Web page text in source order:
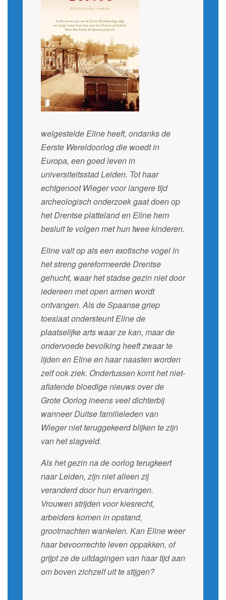
welgestelde Eline heeft, ondanks de
Eerste Wereldoorlog die woedt in
Europa, een goed leven in
universiteitsstad Leiden. Tot haar
echtgenoot Wieger voor langere tijd
archeologisch onderzoek gaat doen op
het Drentse platteland en Eline hem
besluit te volgen met hun twee kinderen.
Eline valt op als een exotische vogel in
het streng gereformeerde Drentse
gehucht, waar het stadse gezin niet door
iedereen met open armen wordt
ontvangen. Als de Spaanse griep
toeslaat ondersteunt Eline de
plaatselijke arts waar ze kan, maar de
ondervoede bevolking heeft zwaar te
lijden en Eline en haar naasten worden
zelf ook ziek. Ondertussen komt het niet-
aflatende bloedige nieuws over de
Grote Oorlog ineens veel dichterbij
wanneer Duitse familieleden van
Wieger niet teruggekeerd blijken te zijn
van het slagveld.
Als het gezin na de oorlog terugkeert
naar Leiden, zijn niet alleen zij
veranderd door hun ervaringen.
Vrouwen strijden voor kiesrecht,
arbeiders komen in opstand,
grootmachten wankelen. Kan Eline weer
haar bevoorrechte leven oppakken, of
grijpt ze de uitdagingen van haar tijd aan
om boven zichzelf uit te stijgen?